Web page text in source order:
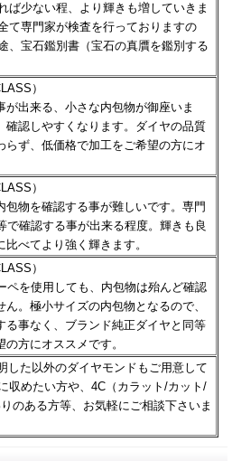
ば少ない程、 より輝きも増していきま
て専門家が検査を行っておりますの
、宝石鑑別書（宝石の真贋を鑑別する
）
が出来る、小さな内包物が御座いま
認しやすくなります。 ダイヤの品質
らず、低価格で加工をご希望の方にオ
）
包物を確認する事が難しいです。専門
で確認する事が出来る程度。 輝きも良
比べてより強く輝きます。
）
ペを使用しても、内包物は殆んど確認
ん。極小サイズの内包物となるので、
る事なく、ブランド純正ダイヤと同等
方にオススメです。
した以外のダイヤモンドもご用意して
収めたい方や、 4C（カラット/カット/
のある方等、お気軽にご相談下さいま